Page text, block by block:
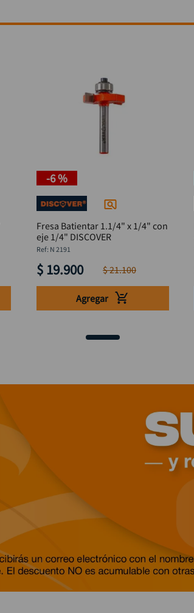
-6 %
Fresa Batientar 1.1/4" x 1/4" con
eje 1/4" DISCOVER
: N 2191
$ 19.900 $21.100
Agregar